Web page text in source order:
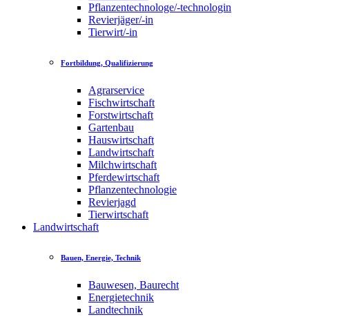
Pflanzentechnologe/-technologin
Revierjäger/-in
Tierwirt/-in
Fortbildung, Qualifizierung
Agrarservice
Fischwirtschaft
Forstwirtschaft
Gartenbau
Hauswirtschaft
Landwirtschaft
Milchwirtschaft
Pferdewirtschaft
Pflanzentechnologie
Revierjagd
Tierwirtschaft
Landwirtschaft
Bauen, Energie, Technik
Bauwesen, Baurecht
Energietechnik
Landtechnik